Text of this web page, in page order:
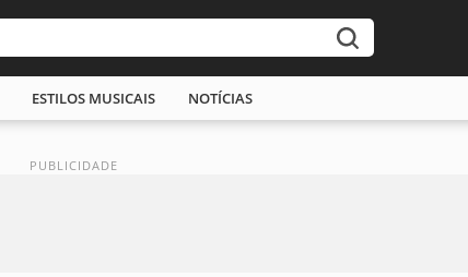
ESTILOS MUSICAIS NOTÍCIAS